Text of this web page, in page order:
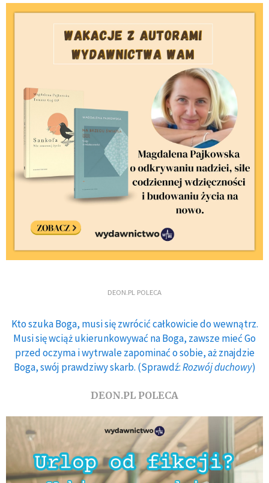
DEON.PL POLECA
Kto szuka Boga, musi się zwrócić całkowicie do wewnątrz.
Musi się wciąż ukierunkowywać na Boga, zawsze mieć Go
przed oczyma i wytrwale zapominać o sobie, aż znajdzie
Boga, swój prawdziwy skarb. (Sprawdź:Rozwój duchowy)
DEON.PL POLECA